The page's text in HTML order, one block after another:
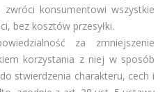
konsumentowi wszystkie
bez kosztów przesyłki.
za zmniejszenie
korzystania z niej w sposób
stwierdzenia charakteru, cech i